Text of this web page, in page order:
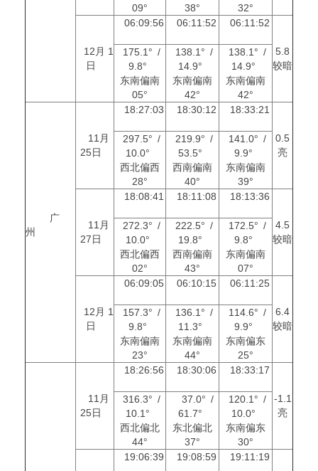
09°
38°
32°
12月 1
日
06:09:56 06:11:52 06:11:52
5.8
较暗
175.1° /
9.8°
东南偏南
05°
138.1° /
14.9°
东南偏南
42°
138.1° /
14.9°
东南偏南
42°
广
州
11月
25日
18:27:03 18:30:12 18:33:21
0.5
亮
297.5° /
10.0°
西北偏西
28°
219.9° /
53.5°
西南偏南
40°
141.0° /
9.9°
东南偏南
39°
11月
27日
18:08:41 18:11:08 18:13:36
4.5
较暗
272.3° /
10.0°
西北偏西
02°
222.5° /
19.8°
西南偏南
43°
172.5° /
9.8°
东南偏南
07°
12月 1
日
06:09:05 06:10:15 06:11:25
6.4
较暗
157.3° /
9.8°
东南偏南
23°
136.1° /
11.3°
东南偏南
44°
114.6° /
9.9°
东南偏东
25°
11月
25日
18:26:56 18:30:06 18:33:17
-1.1
亮
316.3° /
10.1°
西北偏北
44°
37.0° /
61.7°
东北偏北
37°
120.1° /
10.0°
东南偏东
30°
19:06:39 19:08:59 19:11:19